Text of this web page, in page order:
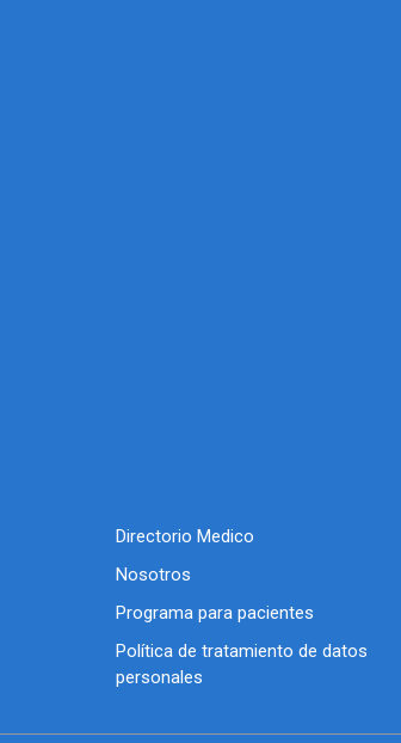
Directorio Medico
Nosotros
Programa para pacientes
Política de tratamiento de datos
personales